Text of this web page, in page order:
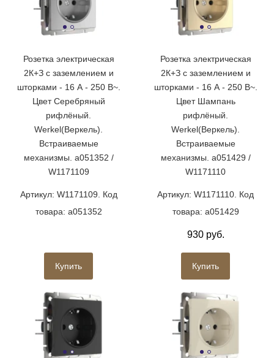
Розетка электрическая
2К+З с заземлением и
шторками - 16 А - 250 В~.
Цвет Серебряный
рифлёный.
Werkel(Веркель).
Встраиваемые
механизмы. a051352 /
W1171109
Артикул: W1171109. Код
товара: a051352
Купить
Розетка электрическая
2К+З с заземлением и
шторками - 16 А - 250 В~.
Цвет Шампань
рифлёный.
Werkel(Веркель).
Встраиваемые
механизмы. a051429 /
W1171110
Артикул: W1171110. Код
товара: a051429
930 руб.
Купить